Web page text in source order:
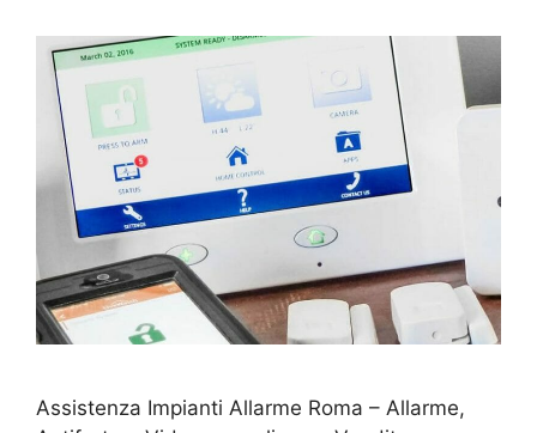
Assistenza Impianti Allarme Roma – Allarme,